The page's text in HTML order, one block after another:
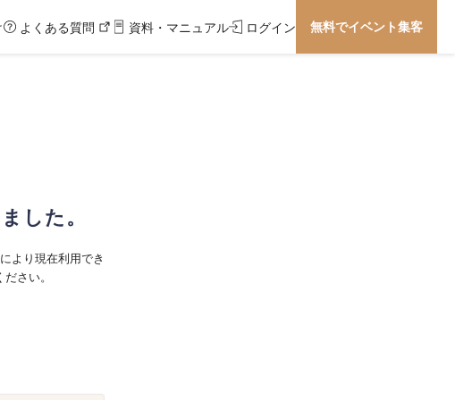
よくある質問 資料・マニュアル ログイン 無料でイベント集客
した。
より現在利用でき
さい。